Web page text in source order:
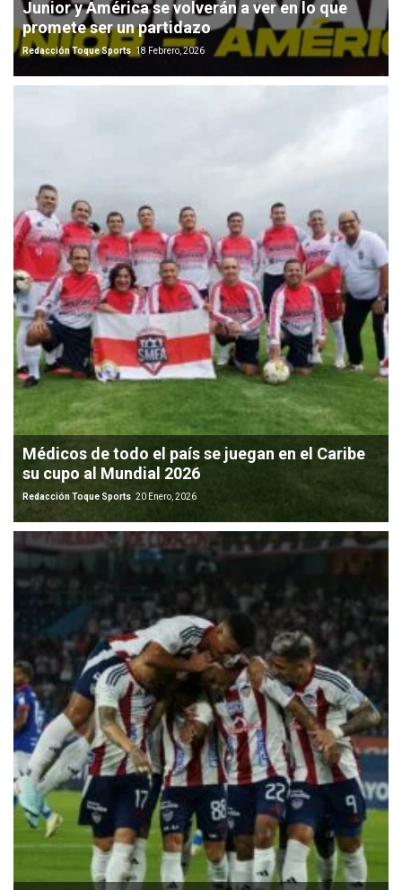
Junior y América se volverán a ver en lo que
promete ser un partidazo
Redacción Toque Sports 18 Febrero, 2026
Médicos de todo el país se juegan en el Caribe
su cupo al Mundial 2026
Redacción Toque Sports 20 Enero, 2026